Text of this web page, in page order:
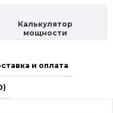
Калькулятор
мощности
и оплата